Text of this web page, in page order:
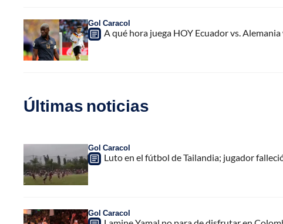
Gol Caracol
A qué hora juega HOY Ecuador vs.
Últimas noticias
Gol Caracol
Luto en el fútbol de Tailandia; jugador
Gol Caracol